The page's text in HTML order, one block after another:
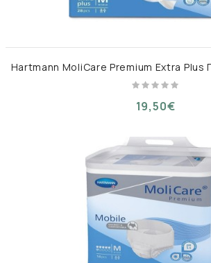
19,50€